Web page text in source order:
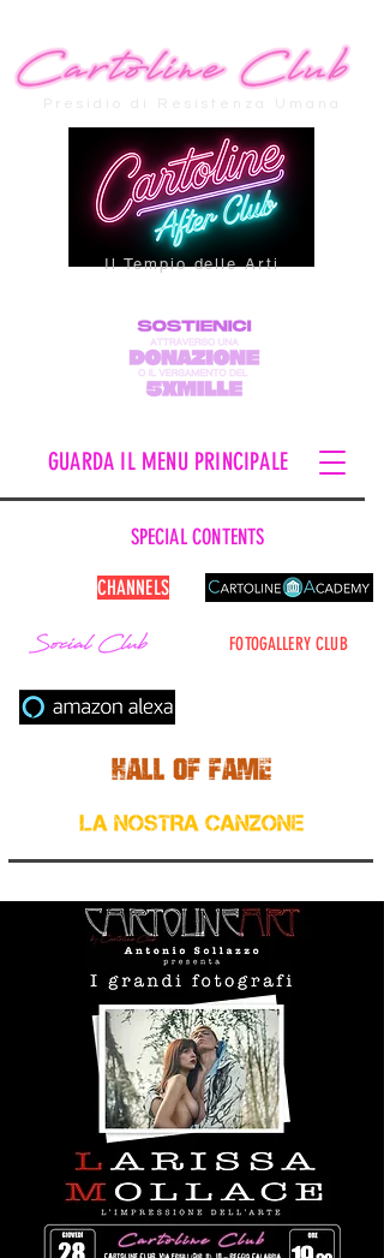
Presidio di Resistenza Umana
Il Tempio delle Arti
FOTOGALLERY CLUB
CHANNELS
GUARDA IL MENU PRINCIPALE
SPECIAL CONTENTS